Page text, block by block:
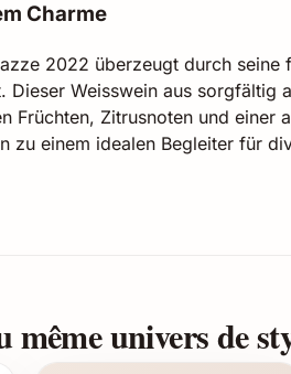
Charme
2022 überzeugt durch
Dieser Weisswein aus sorgfältig
Früchten, Zitrusnoten und einer
zu einem idealen Begleiter für
Weisswein-Traubenschnitt
Zitrusfrüchte, florale Noten,
lebendig und ausgewogen mit
même univers de